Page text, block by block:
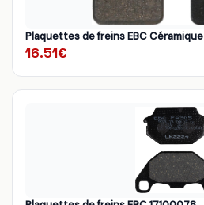
Plaquettes de freins EBC Céramique
16.51€